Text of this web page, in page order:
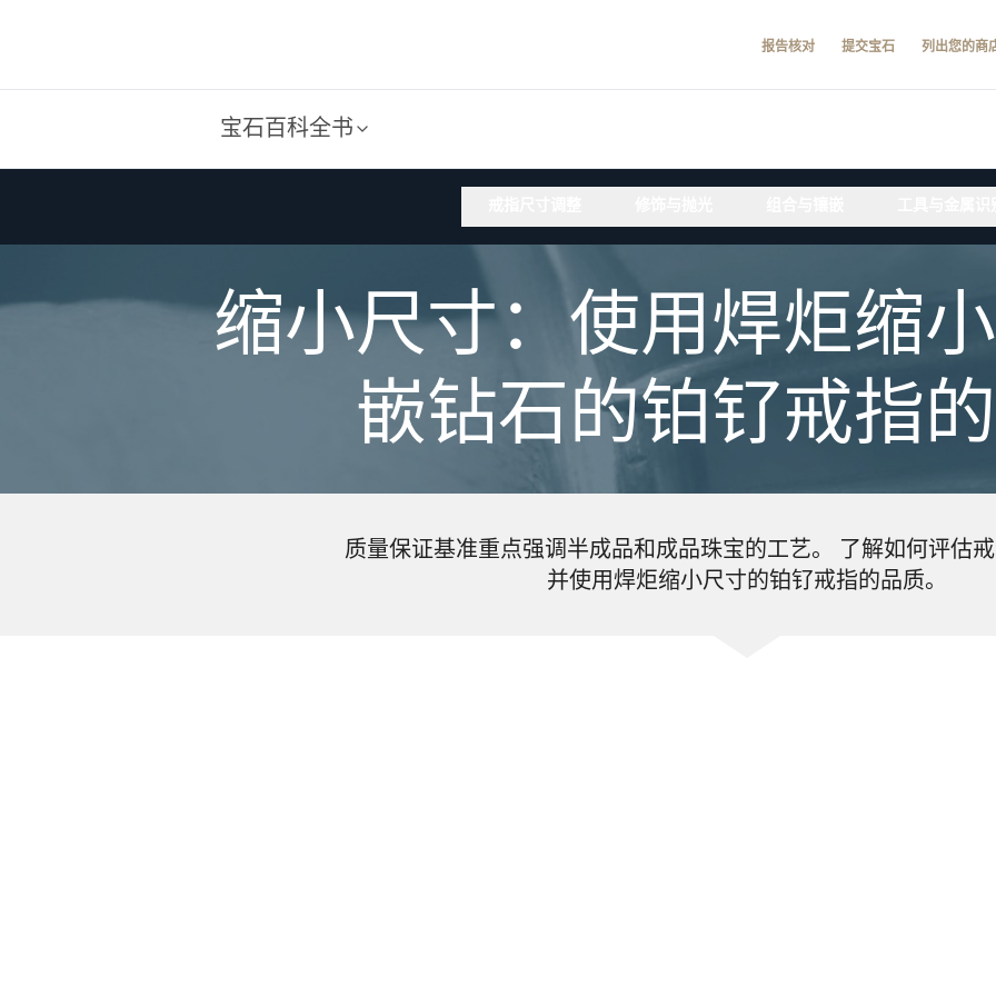
报告核对 提交宝石 列出您的商
宝石百科全书
缩小尺寸：使用焊炬缩
嵌钻石的铂钌戒指
质量保证基准重点强调半成品和成品珠宝的工艺。 了解如何评估戒
并使用焊炬缩小尺寸的铂钌戒指的品质。